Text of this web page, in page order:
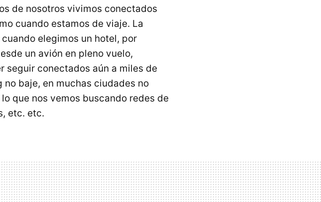
de nosotros vivimos conectados
cuando estamos de viaje. La
elegimos un hotel, por
un avión en pleno vuelo,
seguir conectados aún a miles de
baje, en muchas ciudades no
que nos vemos buscando redes de
etc. etc.